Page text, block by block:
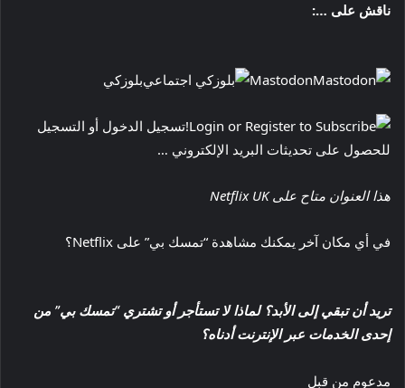
ناقش على …:
Mastodon بلوزكي
تسجيل الدخول أو التسجيل
للحصول على تحديثات البريد الإلكتروني …
هذا العنوان متاح على Netflix UK
في أي مكان آخر يمكنك مشاهدة “تمسك بي” على Netflix؟
تريد أن تبقي إلى الأبد؟ لماذا لا تستأجر أو تشتري “تمسك بي” من
إحدى الخدمات عبر الإنترنت أدناه؟
مدعوم من قبل